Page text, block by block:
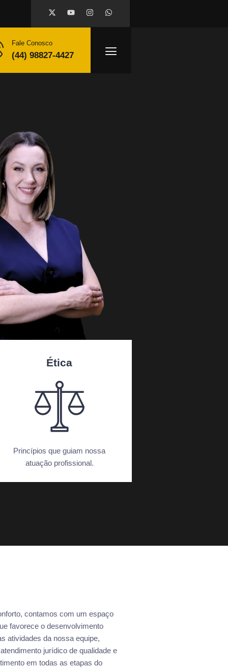
Fale Conosco
(44) 98827-4427
Ética
Princípios que guiam nossa
atuação profissional.
contamos com um espaço
favorece o desenvolvimento
atividades da nossa equipe,
jurídico de qualidade e
em todas as etapas do